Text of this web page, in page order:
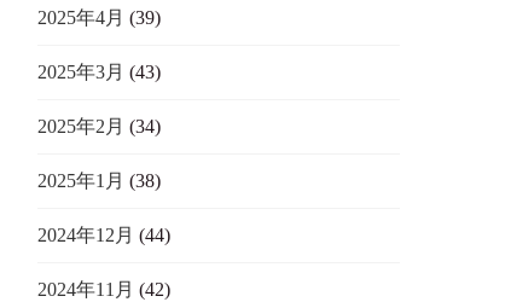
2025年4月 (39)
2025年3月 (43)
2025年2月 (34)
2025年1月 (38)
2024年12月 (44)
2024年11月 (42)